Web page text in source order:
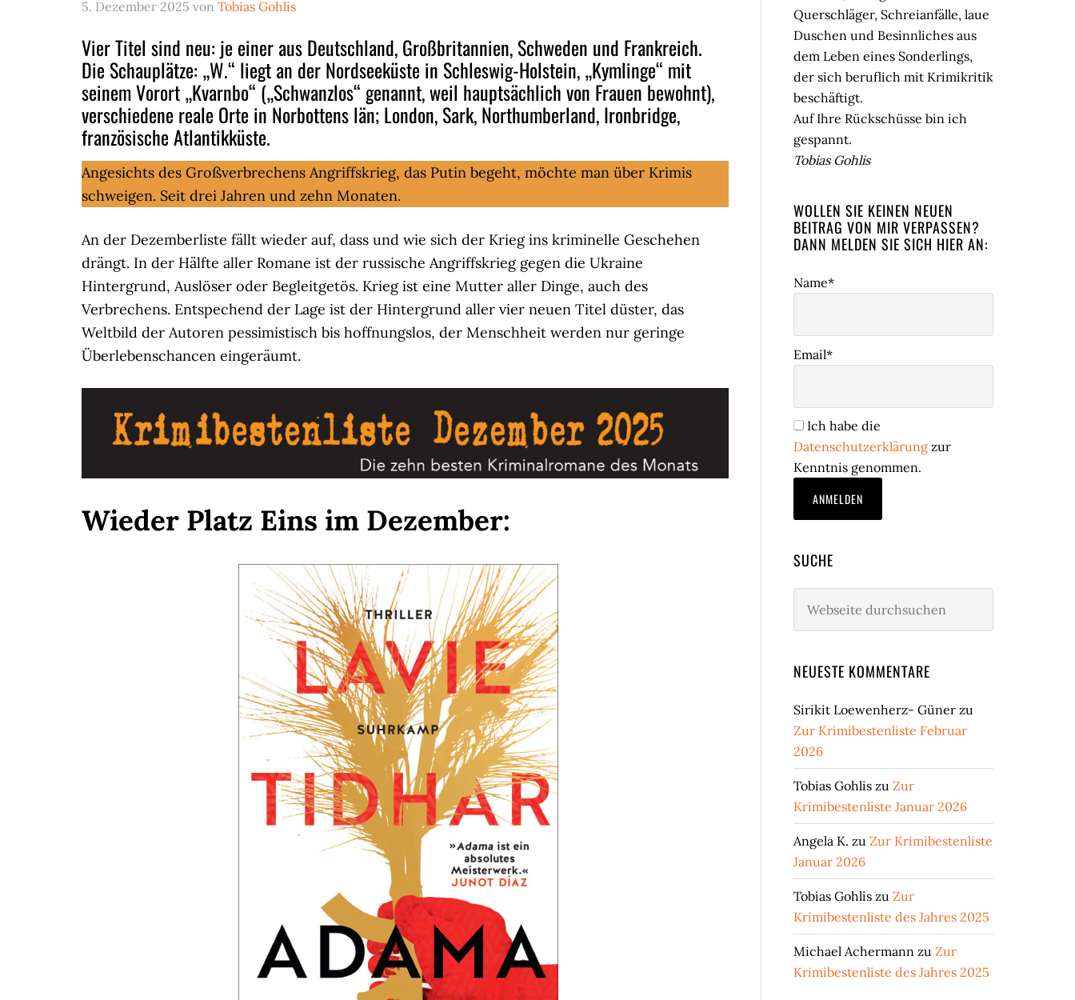
5. Dezember 2025 von Tobias Gohlis
Vier Titel sind neu: je einer aus Deutschland, Großbritannien, Schweden und Frankreich.
Die Schauplätze: „W.“ liegt an der Nordseeküste in Schleswig-Holstein, „Kymlinge“ mit
seinem Vorort „Kvarnbo“ („Schwanzlos“ genannt, weil hauptsächlich von Frauen bewohnt),
verschiedene reale Orte in Norbottens län; London, Sark, Northumberland, Ironbridge,
französische Atlantikküste.
Angesichts des Großverbrechens Angriffskrieg, das Putin begeht, möchte man über Krimis
schweigen. Seit drei Jahren und zehn Monaten.
An der Dezemberliste fällt wieder auf, dass und wie sich der Krieg ins kriminelle Geschehen
drängt. In der Hälfte aller Romane ist der russische Angriffskrieg gegen die Ukraine
Hintergrund, Auslöser oder Begleitgetös. Krieg ist eine Mutter aller Dinge, auch des
Verbrechens. Entspechend der Lage ist der Hintergrund aller vier neuen Titel düster, das
Weltbild der Autoren pessimistisch bis hoffnungslos, der Menschheit werden nur geringe
Überlebenschancen eingeräumt.
Wieder Platz Eins im Dezember:
Querschläger, Schreianfälle, laue
Duschen und Besinnliches aus
dem Leben eines Sonderlings,
der sich beruflich mit Krimikritik
beschäftigt.
Auf Ihre Rückschüsse bin ich
gespannt.
Tobias Gohlis
WOLLEN SIE KEINEN NEUEN
BEITRAG VON MIR VERPASSEN?
DANN MELDEN SIE SICH HIER AN:
Name*
Email*
Ich habe die
Datenschutzerklärung zur
Kenntnis genommen.
SUCHE
durchsuchen
NEUESTE KOMMENTARE
Sirikit Loewenherz- Güner zu
Zur Krimibestenliste Februar
2026
Tobias Gohlis zu Zur
Krimibestenliste Januar 2026
Angela K. zu Zur Krimibestenliste
Januar 2026
Tobias Gohlis zu Zur
Krimibestenliste des Jahres 2025
Michael Achermann zu Zur
Krimibestenliste des Jahres 2025